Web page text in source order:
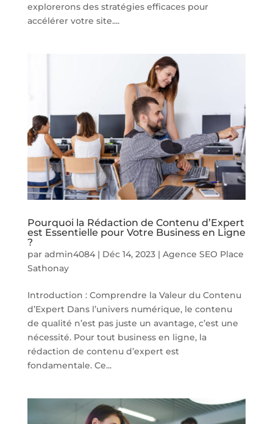
explorerons des stratégies efficaces pour
accélérer votre site....
Pourquoi la Rédaction de Contenu d’Expert
est Essentielle pour Votre Business en Ligne
?
par admin4084| Déc 14, 2023| Agence SEO Place
Sathonay
Introduction : Comprendre la Valeur du Contenu
d’Expert Dans l’univers numérique, le contenu
de qualité n’est pas juste un avantage, c’est une
nécessité. Pour tout business en ligne, la
rédaction de contenu d’expert est
fondamentale. Ce...